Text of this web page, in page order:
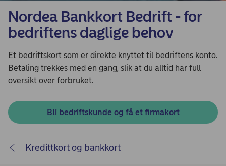
Nordea Bankkort Bedrift - for
bedriftens daglige behov
Et bedriftskort som er direkte knyttet til bedriftens konto.
Betaling trekkes med en gang, slik at du alltid har full
oversikt over forbruket.
Bli bedriftskunde og få et firmakort
Kredittkort og bankkort